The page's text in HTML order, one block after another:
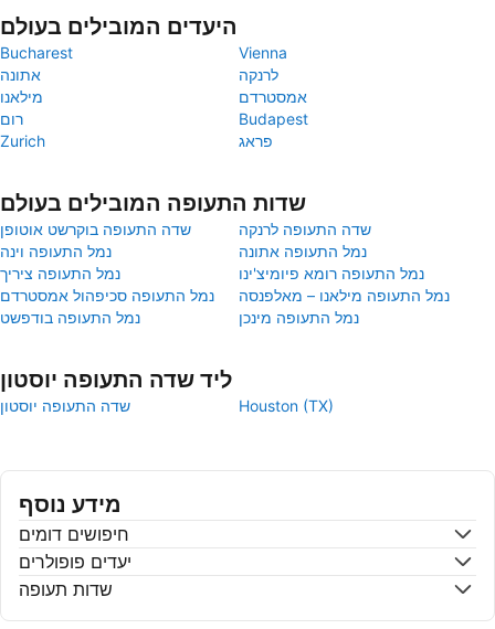
היעדים המובילים בעולם
Bucharest
Vienna
אתונה
לרנקה
מילאנו
אמסטרדם
רום
Budapest
Zurich
פראג
שדות התעופה המובילים בעולם
שדה התעופה בוקרשט אוטופן
שדה התעופה לרנקה
נמל התעופה וינה
נמל התעופה אתונה
נמל התעופה ציריך
נמל התעופה רומא פיומיצ'ינו
נמל התעופה סכיפהול אמסטרדם
נמל התעופה מילאנו – מאלפנסה
נמל התעופה בודפשט
נמל התעופה מינכן
ליד שדה התעופה יוסטון
שדה התעופה יוסטון Houston (TX)
מידע נוסף
חיפושים דומים
יעדים פופולרים
שדות תעופה